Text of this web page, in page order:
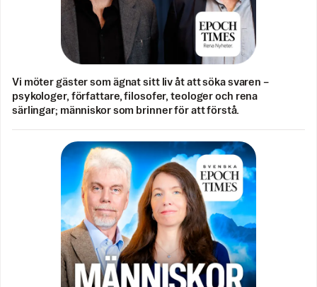
Vi möter gäster som ägnat sitt liv åt att söka svaren –
psykologer, författare, filosofer, teologer och rena
särlingar; människor som brinner för att förstå.